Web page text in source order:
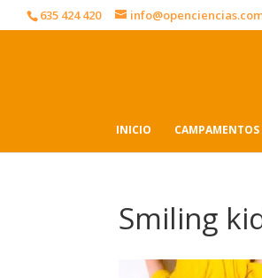
635 424 420
INICIO
Smiling